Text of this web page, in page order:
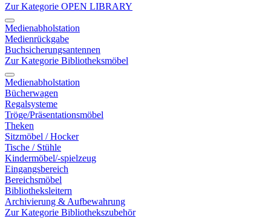
Zur Kategorie OPEN LIBRARY
Medienabholstation
Medienrückgabe
Buchsicherungsantennen
Zur Kategorie Bibliotheksmöbel
Medienabholstation
Bücherwagen
Regalsysteme
Tröge/Präsentationsmöbel
Theken
Sitzmöbel / Hocker
Tische / Stühle
Kindermöbel/-spielzeug
Eingangsbereich
Bereichsmöbel
Bibliotheksleitern
Archivierung & Aufbewahrung
Zur Kategorie Bibliothekszubehör